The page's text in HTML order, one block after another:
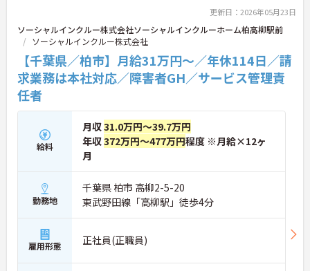
す。キャリアアップを目指したい方、プライベート
と両立しながら専門性を高めたい方におすすめで
す。ご興味のある方は詳細等をお伝えしますので、
お気軽にお問い合わせください。
更新日：2026年05月23日
ソーシャルインクルー株式会社ソーシャルインクルーホーム柏高柳駅前
ソーシャルインクルー株式会社
【千葉県／柏市】月給31万円～／年休114日／請
求業務は本社対応／障害者GH／サービス管理責
任者
給料
月収31.0万円～39.7万円
年収372万円～477万円程度 ※月給×12ヶ
月
勤務地
千葉県 柏市 高柳2-5-20
東武野田線「高柳駅」徒歩4分
雇用形態 正社員(正職員)